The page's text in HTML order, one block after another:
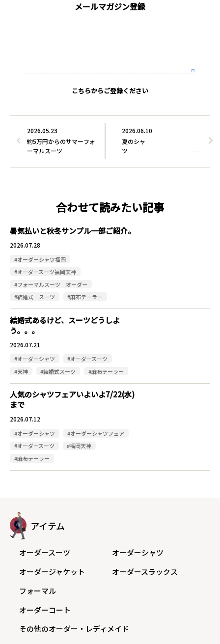
メールマガジン登録
こちらからご登録ください
2026.06.10
夏のシャ
2026.05.23
約5万円からのサマーフォ
ーマルスーツ
合わせて読みたい記事
暑気払いと秋冬サンプル一部ご紹介。
2026.07.28
#オーダーシャツ福岡
#オーダースーツ福岡天神
#フォーマルスーツ オーダー
#結婚式 スーツ
#麻布テーラー
結婚式あるけど、スーツどうしよ
う。。。
2026.07.21
#オーダーシャツ
#オーダースーツ
#天神
#結婚式スーツ #麻布テーラー
人気のシャツフェアいよいよ7/22(水)
まで
2026.07.12
#オーダーシャツ
#オーダーシャツフェア
#オーダースーツ
#福岡天神
#麻布テーラー
アイテム
オーダースーツ
オーダーシャツ
オーダージャケット
オーダースラックス
フォーマル
オーダーコート
その他のオーダー・レディメイド